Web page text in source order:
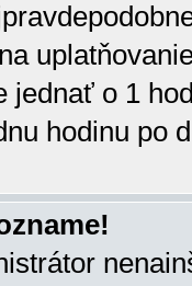
jednať o 1
hodinu po